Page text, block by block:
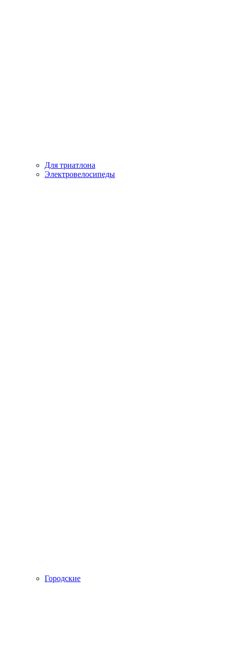
Для триатлона
Электровелосипеды
Городские